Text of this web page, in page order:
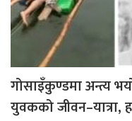
गोसाइँकुण्डमा अन्त्य
युवकको